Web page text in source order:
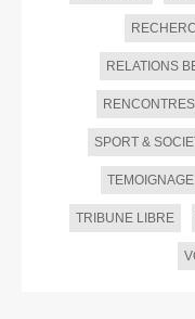
RELATIONS
RENCONTRES
SPORT &
TEMOIGNAGE
TRIBUNE LIBRE